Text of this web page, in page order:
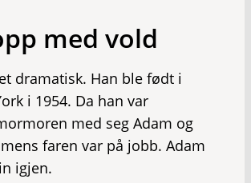
med vold
dramatisk. Han ble født i
i 1954. Da han var
med seg Adam og
faren var på jobb. Adam
igjen.